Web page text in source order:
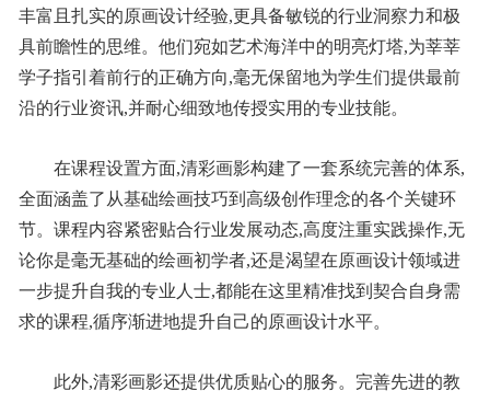
丰富且扎实的原画设计经验,更具备敏锐的行业洞察力和极
具前瞻性的思维。他们宛如艺术海洋中的明亮灯塔,为莘莘
学子指引着前行的正确方向,毫无保留地为学生们提供最前
沿的行业资讯,并耐心细致地传授实用的专业技能。
在课程设置方面,清彩画影构建了一套系统完善的体系,
全面涵盖了从基础绘画技巧到高级创作理念的各个关键环
节。课程内容紧密贴合行业发展动态,高度注重实践操作,无
论你是毫无基础的绘画初学者,还是渴望在原画设计领域进
一步提升自我的专业人士,都能在这里精准找到契合自身需
求的课程,循序渐进地提升自己的原画设计水平。
此外,清彩画影还提供优质贴心的服务。完善先进的教